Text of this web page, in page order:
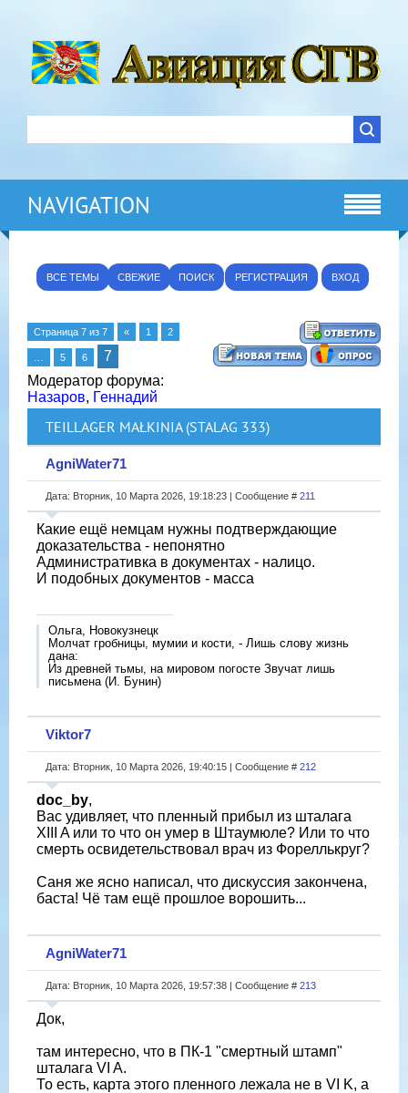
NAVIGATION
ВСЕ ТЕМЫ СВЕЖИЕ ПОИСК РЕГИСТРАЦИЯ ВХОД
Страница 7 из 7 « 1 2
5 6
7
Модератор форума:
Назаров, Геннадий
TEILLAGER MAŁKINIA (STALAG 333)
AgniWater71
Дата: Вторник, 10 Марта 2026, 19:18:23 | Сообщение # 211
Какие ещë немцам нужны подтверждающие
доказательства - непонятно
Административка в документах - налицо.
И подобных документов - масса
Ольга, Новокузнецк
Молчат гробницы, мумии и кости, - Лишь слову жизнь
дана:
Из древней тьмы, на мировом погосте Звучат лишь
письмена (И. Бунин)
Viktor7
Дата: Вторник, 10 Марта 2026, 19:40:15 | Сообщение # 212
doc_by,
Вас удивляет, что пленный прибыл из шталага
XIII A или то что он умер в Штаумюле? Или то что
смерть освидетельствовал врач из Фореллькруг?
Саня же ясно написал, что дискуссия закончена,
баста! Чё там ещё прошлое ворошить...
AgniWater71
Дата: Вторник, 10 Марта 2026, 19:57:38 | Сообщение # 213
Док,
там интересно, что в ПК-1 "смертный штамп"
шталага VI A.
То есть, карта этого пленного лежала не в VI K, а